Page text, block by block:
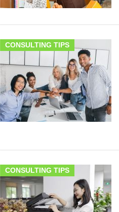
CONSULTING TIPS
CONSULTING TIPS